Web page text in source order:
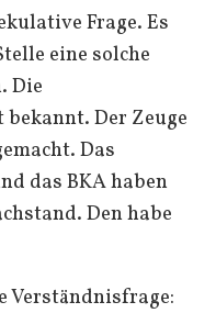
Frage. Es
eine solche
Die
Der Zeuge
Das
das BKA haben
Den habe
Verständnisfrage: